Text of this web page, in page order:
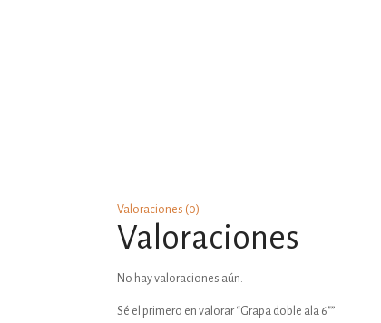
Valoraciones (0)
Valoraciones
No hay valoraciones aún.
Sé el primero en valorar “Grapa doble ala 6″”